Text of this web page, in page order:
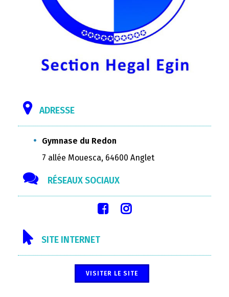
ADRESSE
Gymnase du Redon
7 allée Mouesca, 64600 Anglet
RÉSEAUX SOCIAUX
SITE INTERNET
VISITER LE SITE